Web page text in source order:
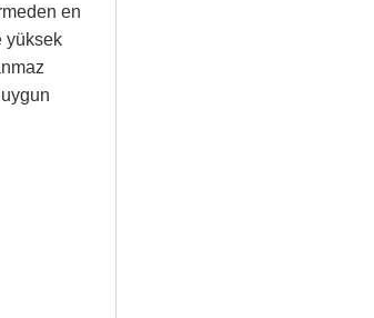
en
yüksek